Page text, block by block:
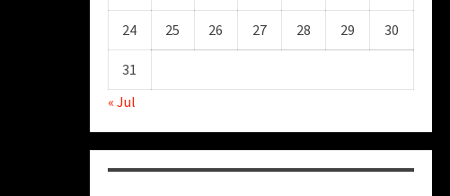
24 25 26 27 28 29 30
31
« Jul